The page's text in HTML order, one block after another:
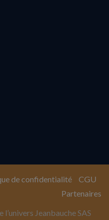
Jeanbauche SAS
de confidentialité
CGU
Partenaires